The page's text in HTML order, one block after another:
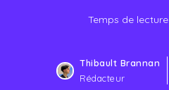
Temps de lecture
Thibault Brannan
Rédacteur